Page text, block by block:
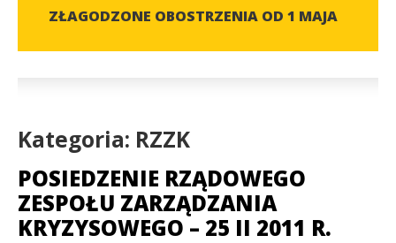
ZŁAGODZONE OBOSTRZENIA OD 1 MAJA
Kategoria: RZZK
POSIEDZENIE RZĄDOWEGO
ZESPOŁU ZARZĄDZANIA
KRYZYSOWEGO – 25 II 2011 R.